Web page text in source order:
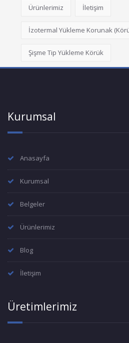
Ürünlerimiz İletişim
İzotermal Yükleme Korunak
Şişme Tip Yükleme Körük
Kurumsal
Anasayfa
Kurumsal
Belgeler
Ürünlerimiz
Blog
İletişim
Üretimlerimiz